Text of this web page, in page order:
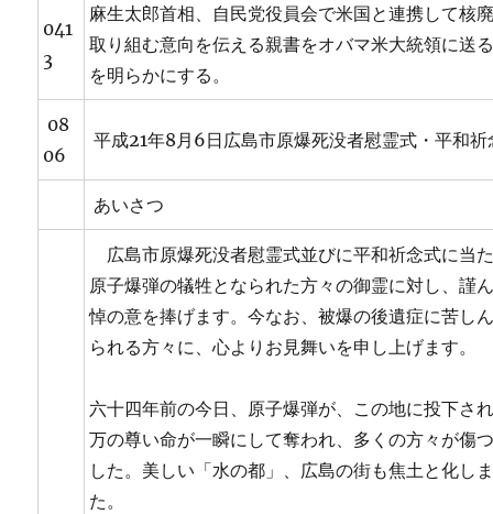
041
3
麻生太郎首相、自民党役員会で米国と連携して核
取り組む意向を伝える親書をオバマ米大統領に送
を明らかにする。
08
06
平成21年8月6日広島市原爆死没者慰霊式・平和祈
あいさつ
広島市原爆死没者慰霊式並びに平和祈念式に当
原子爆弾の犠牲となられた方々の御霊に対し、謹
悼の意を捧げます。今なお、被爆の後遺症に苦し
られる方々に、心よりお見舞いを申し上げます。
六十四年前の今日、原子爆弾が、この地に投下さ
万の尊い命が一瞬にして奪われ、多くの方々が傷
した。美しい「水の都」、広島の街も焦土と化し
た。